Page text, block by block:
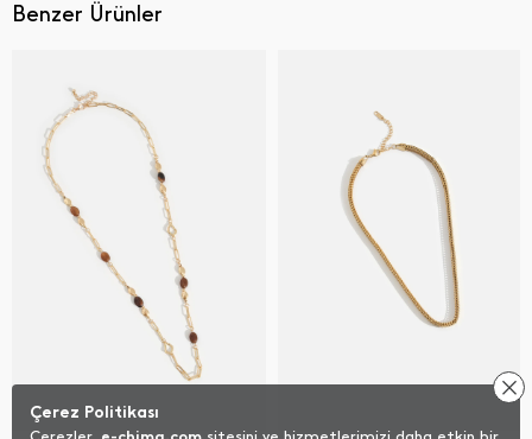
Benzer Ürünler
Çerez Politikası